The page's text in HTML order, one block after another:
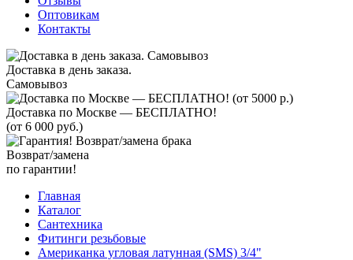
Оптовикам
Контакты
Доставка в день заказа.
Самовывоз
Доставка по Москве — БЕСПЛАТНО!
(от 6 000 руб.)
Возврат/замена
по гарантии!
Главная
Каталог
Сантехника
Фитинги резьбовые
Американка угловая латунная (SMS) 3/4"